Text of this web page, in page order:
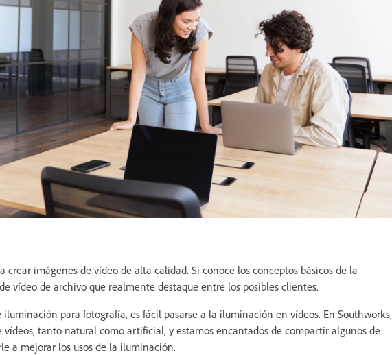
imágenes de vídeo de alta calidad. Si conoce los conceptos básicos de la
vídeo de archivo que realmente destaque entre los posibles clientes.
para fotografía, es fácil pasarse a la iluminación en vídeos. En Southworks,
tanto natural como artificial, y estamos encantados de compartir algunos de
a mejorar los usos de la iluminación.